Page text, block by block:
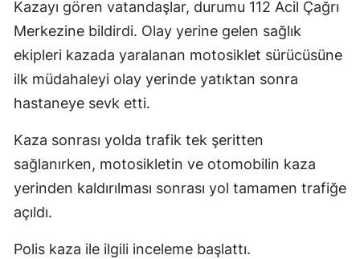
Kazayı gören vatandaşlar, durumu 112 Acil Çağrı
Merkezine bildirdi. Olay yerine gelen sağlık
ekipleri kazada yaralanan motosiklet sürücüsüne
ilk müdahaleyi olay yerinde yatıktan sonra
hastaneye sevk etti.
Kaza sonrası yolda trafik tek şeritten
sağlanırken, motosikletin ve otomobilin kaza
yerinden kaldırılması sonrası yol tamamen trafiğe
açıldı.
Polis kaza ile ilgili inceleme başlattı.